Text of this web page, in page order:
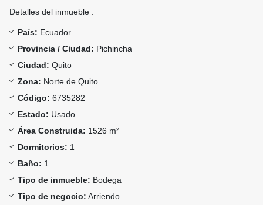
Detalles del inmueble :
País: Ecuador
Provincia / Ciudad: Pichincha
Ciudad: Quito
Zona: Norte de Quito
Código: 6735282
Estado: Usado
Área Construida: 1526 m²
Dormitorios: 1
Baño: 1
Tipo de inmueble: Bodega
Tipo de negocio: Arriendo